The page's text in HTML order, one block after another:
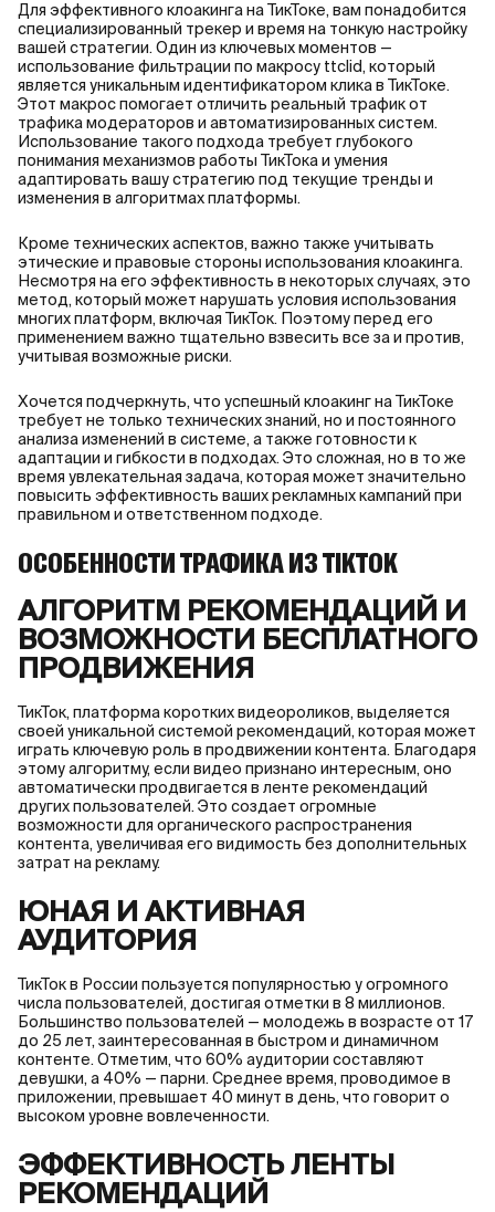
Для эффективного клоакинга на ТикТоке, вам понадобится
специализированный трекер и время на тонкую настройку
вашей стратегии. Один из ключевых моментов —
использование фильтрации по макросу ttclid, который
является уникальным идентификатором клика в ТикТоке.
Этот макрос помогает отличить реальный трафик от
трафика модераторов и автоматизированных систем.
Использование такого подхода требует глубокого
понимания механизмов работы ТикТока и умения
адаптировать вашу стратегию под текущие тренды и
изменения в алгоритмах платформы.
Кроме технических аспектов, важно также учитывать
этические и правовые стороны использования клоакинга.
Несмотря на его эффективность в некоторых случаях, это
метод, который может нарушать условия использования
многих платформ, включая ТикТок. Поэтому перед его
применением важно тщательно взвесить все за и против,
учитывая возможные риски.
Хочется подчеркнуть, что успешный клоакинг на ТикТоке
требует не только технических знаний, но и постоянного
анализа изменений в системе, а также готовности к
адаптации и гибкости в подходах. Это сложная, но в то же
время увлекательная задача, которая может значительно
повысить эффективность ваших рекламных кампаний при
правильном и ответственном подходе.
ОСОБЕННОСТИ ТРАФИКА ИЗ TIKTOK
АЛГОРИТМ РЕКОМЕНДАЦИЙ И
ВОЗМОЖНОСТИ БЕСПЛАТНОГО
ПРОДВИЖЕНИЯ
ТикТок, платформа коротких видеороликов, выделяется
своей уникальной системой рекомендаций, которая может
играть ключевую роль в продвижении контента. Благодаря
этому алгоритму, если видео признано интересным, оно
автоматически продвигается в ленте рекомендаций
других пользователей. Это создает огромные
возможности для органического распространения
контента, увеличивая его видимость без дополнительных
затрат на рекламу.
ЮНАЯ И АКТИВНАЯ
АУДИТОРИЯ
ТикТок в России пользуется популярностью у огромного
числа пользователей, достигая отметки в 8 миллионов.
Большинство пользователей — молодежь в возрасте от 17
до 25 лет, заинтересованная в быстром и динамичном
контенте. Отметим, что 60% аудитории составляют
девушки, а 40% — парни. Среднее время, проводимое в
приложении, превышает 40 минут в день, что говорит о
высоком уровне вовлеченности.
ЭФФЕКТИВНОСТЬ ЛЕНТЫ
РЕКОМЕНДАЦИЙ